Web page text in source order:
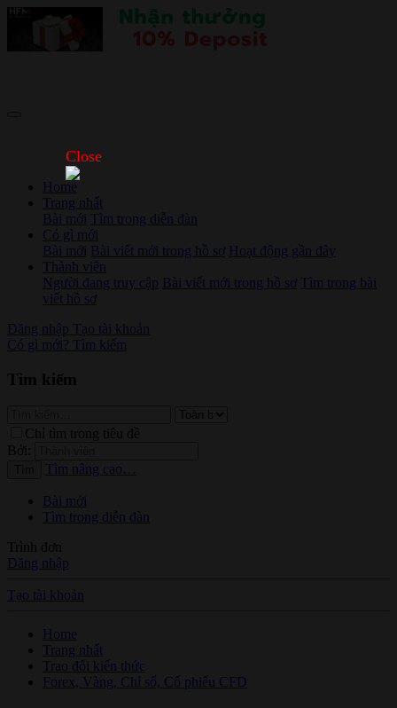
Home
Trang nhất
Bài mới
Tìm trong diễn đàn
Có gì mới
Bài mới Bài viết mới trong hồ sơ Hoạt động gần đây
Thành viên
Người đang truy cập Bài viết mới trong hồ sơ Tìm trong bài
viết hồ sơ
Đăng nhập Tạo tài khoản
Có gì mới? Tìm kiếm
Tìm kiếm
Chỉ tìm trong tiêu đề
Bởi:
Tìm nâng cao…
Bài mới
Tìm trong diễn đàn
Trình đơn
Đăng nhập
Tạo tài khoản
Home
Trang nhất
Trao đổi kiến thức
Forex, Vàng, Chỉ số, Cổ phiếu CFD
Close